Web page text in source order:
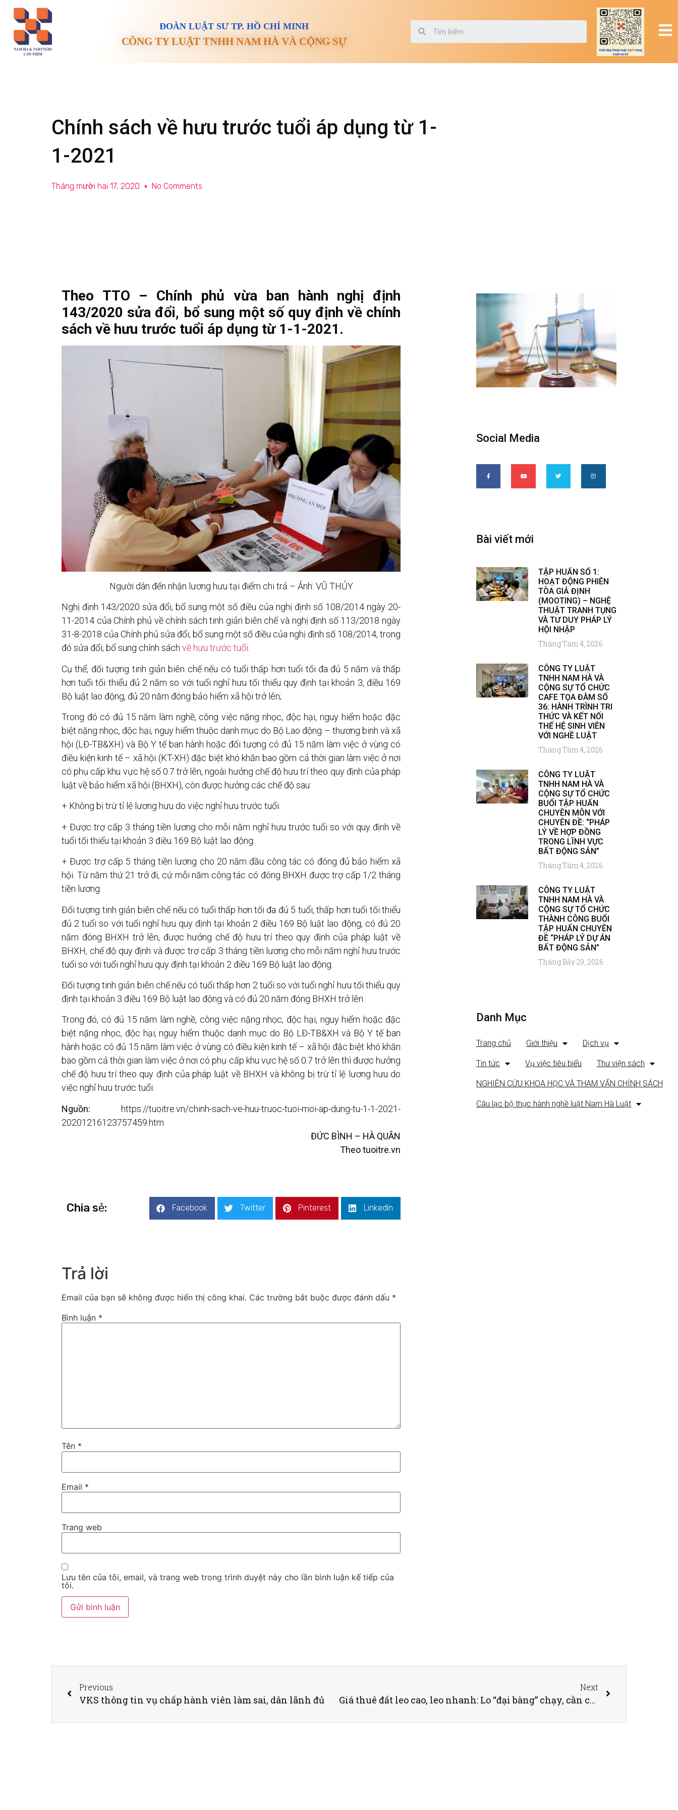
ĐOÀN LUẬT SƯ TP. HỒ CHÍ MINH
CÔNG TY LUẬT TNHH NAM HÀ VÀ CỘNG SỰ
Chính sách về hưu trước tuổi áp dụng từ 1-
1-2021
Tháng mười hai 17, 2020 No Comments
Theo TTO – Chính phủ vừa ban hành nghị định
143/2020 sửa đổi, bổ sung một số quy định về chính
sách về hưu trước tuổi áp dụng từ 1-1-2021.
Người dân đến nhận lương hưu tại điểm chi trả – Ảnh: VŨ THỦY
Nghị định 143/2020 sửa đổi, bổ sung một số điều của nghị định số 108/2014 ngày 20-
11-2014 của Chính phủ về chính sách tinh giản biên chế và nghị định số 113/2018 ngày
31-8-2018 của Chính phủ sửa đổi, bổ sung một số điều của nghị định số 108/2014, trong
đó sửa đổi, bổ sung chính sách về hưu trước tuổi.
Cụ thể, đối tượng tinh giản biên chế nếu có tuổi thấp hơn tuổi tối đa đủ 5 năm và thấp
hơn tuổi tối thiểu đủ 2 năm so với tuổi nghỉ hưu tối thiểu quy định tại khoản 3, điều 169
Bộ luật lao động, đủ 20 năm đóng bảo hiểm xã hội trở lên;
Trong đó có đủ 15 năm làm nghề, công việc nặng nhọc, độc hại, nguy hiểm hoặc đặc
biệt nặng nhọc, độc hại, nguy hiểm thuộc danh mục do Bộ Lao động – thương binh và xã
hội (LĐ-TB&XH) và Bộ Y tế ban hành hoặc đối tượng có đủ 15 năm làm việc ở vùng có
điều kiện kinh tế – xã hội (KT-XH) đặc biệt khó khăn bao gồm cả thời gian làm việc ở nơi
có phụ cấp khu vực hệ số 0.7 trở lên, ngoài hưởng chế độ hưu trí theo quy định của pháp
luật về bảo hiểm xã hội (BHXH), còn được hưởng các chế độ sau:
+ Không bị trừ tỉ lệ lương hưu do việc nghỉ hưu trước tuổi.
+ Được trợ cấp 3 tháng tiền lương cho mỗi năm nghỉ hưu trước tuổi so với quy định về
tuổi tối thiểu tại khoản 3 điều 169 Bộ luật lao động.
+ Được trợ cấp 5 tháng tiền lương cho 20 năm đầu công tác có đóng đủ bảo hiểm xã
hội. Từ năm thứ 21 trở đi, cứ mỗi năm công tác có đóng BHXH được trợ cấp 1/2 tháng
tiền lương.
Đối tượng tinh giản biên chế nếu có tuổi thấp hơn tối đa đủ 5 tuổi, thấp hơn tuổi tối thiểu
đủ 2 tuổi so với tuổi nghỉ hưu quy định tại khoản 2 điều 169 Bộ luật lao động, có đủ 20
năm đóng BHXH trở lên, được hưởng chế độ hưu trí theo quy định của pháp luật về
BHXH, chế độ quy định và được trợ cấp 3 tháng tiền lương cho mỗi năm nghỉ hưu trước
tuổi so với tuổi nghỉ hưu quy định tại khoản 2 điều 169 Bộ luật lao động.
Đối tượng tinh giản biên chế nếu có tuổi thấp hơn 2 tuổi so với tuổi nghỉ hưu tối thiểu quy
định tại khoản 3 điều 169 Bộ luật lao động và có đủ 20 năm đóng BHXH trở lên.
Trong đó, có đủ 15 năm làm nghề, công việc nặng nhọc, độc hại, nguy hiểm hoặc đặc
biệt nặng nhọc, độc hại, nguy hiểm thuộc danh mục do Bộ LĐ-TB&XH và Bộ Y tế ban
hành hoặc có đủ 15 năm làm việc ở vùng có điều kiện kinh tế – xã hội đặc biệt khó khăn
bao gồm cả thời gian làm việc ở nơi có phụ cấp khu vực hệ số 0.7 trở lên thì được hưởng
chế độ hưu trí theo quy định của pháp luật về BHXH và không bị trừ tỉ lệ lương hưu do
việc nghỉ hưu trước tuổi.
Nguồn: https://tuoitre.vn/chinh-sach-ve-huu-truoc-tuoi-moi-ap-dung-tu-1-1-2021-
20201216123757459.htm
ĐỨC BÌNH – HÀ QUÂN
Theo tuoitre.vn
Chia sẻ: Facebook Twitter Pinterest LinkedIn
Trả lời
Email của bạn sẽ không được hiển thị công khai. Các trường bắt buộc được đánh dấu *
Bình luận *
Tên *
Email *
Trang web
Lưu tên của tôi, email, và trang web trong trình duyệt này cho lần bình luận kế tiếp của
tôi.
Social Media
Bài viết mới
TẬP HUẤN SỐ 1:
HOẠT ĐỘNG PHIÊN
TÒA GIẢ ĐỊNH
(MOOTING) – NGHỆ
THUẬT TRANH TỤNG
VÀ TƯ DUY PHÁP LÝ
HỘI NHẬP
Tháng Tám 4, 2026
CÔNG TY LUẬT
TNHH NAM HÀ VÀ
CỘNG SỰ TỔ CHỨC
CAFE TỌA ĐÀM SỐ
36: HÀNH TRÌNH TRI
THỨC VÀ KẾT NỐI
THẾ HỆ SINH VIÊN
VỚI NGHỀ LUẬT
Tháng Tám 4, 2026
CÔNG TY LUẬT
TNHH NAM HÀ VÀ
CỘNG SỰ TỔ CHỨC
BUỔI TẬP HUẤN
CHUYÊN MÔN VỚI
CHUYÊN ĐỀ: “PHÁP
LÝ VỀ HỢP ĐỒNG
TRONG LĨNH VỰC
BẤT ĐỘNG SẢN”
Tháng Tám 4, 2026
CÔNG TY LUẬT
TNHH NAM HÀ VÀ
CỘNG SỰ TỔ CHỨC
THÀNH CÔNG BUỔI
TẬP HUẤN CHUYÊN
ĐỀ “PHÁP LÝ DỰ ÁN
BẤT ĐỘNG SẢN”
Tháng Bảy 29, 2026
Danh Mục
Trang chủ Giới thiệu Dịch vụ
Tin tức Vụ việc tiêu biểu Thư viện sách
NGHIÊN CỨU KHOA HỌC VÀ THAM VẤN CHÍNH SÁCH
Câu lạc bộ thực hành nghề luật Nam Hà Luật
Previous
VKS thông tin vụ chấp hành viên làm sai, dân lãnh đủ
Next
Giá thuê đất leo cao, leo nhanh: Lo “đại bàng” chạy, cần có “lệnh” hãm tăng